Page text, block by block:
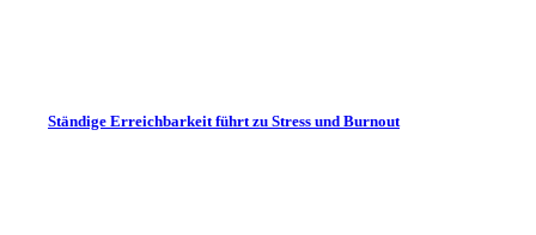
Ständige Erreichbarkeit führt zu Stress und Burnout